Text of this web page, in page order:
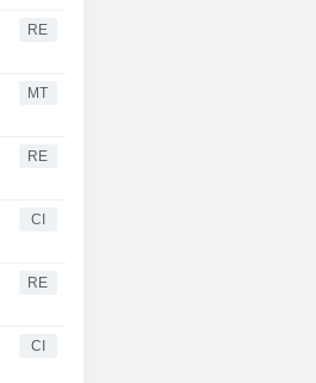
RE
MT
RE
CI
RE
CI